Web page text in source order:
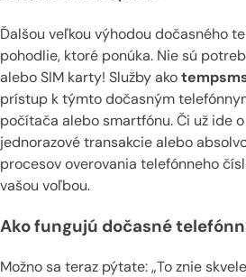
Ďalšou veľkou výhodou dočasného
pohodlie, ktoré ponúka. Nie sú
alebo SIM karty! Služby ako
prístup k týmto dočasným
počítača alebo smartfónu. Či už ide
jednorazové transakcie alebo
procesov overovania telefónneho
vašou voľbou.
Ako fungujú dočasné
Možno sa teraz pýtate: „To znie